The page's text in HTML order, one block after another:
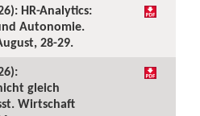
HR-Analytics:
Autonomie.
28-29.
gleich
Wirtschaft